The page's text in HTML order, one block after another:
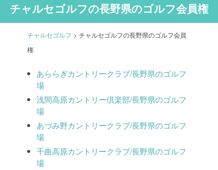
チャルセゴルフの長野県のゴルフ会員権
チャルセゴルフ > チャルセゴルフの長野県のゴルフ会員
権
あららぎカントリークラブ/長野県のゴルフ
場
浅間高原カントリー倶楽部/長野県のゴルフ
場
あづみ野カントリークラブ/長野県のゴルフ
場
千曲高原カントリークラブ/長野県のゴルフ
場